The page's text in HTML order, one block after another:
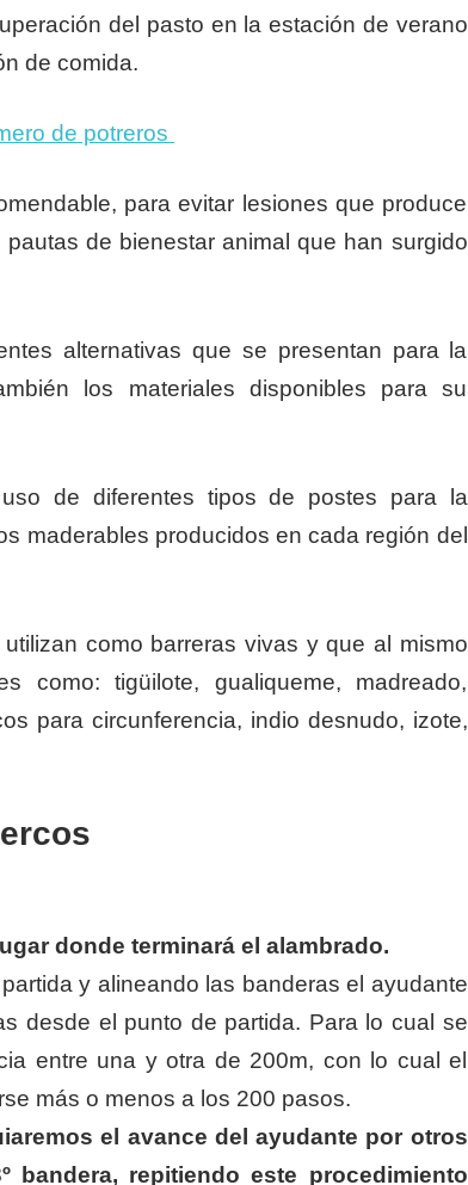
del pasto en la estación de verano
de comida.
de potreros
para evitar lesiones que produce
de bienestar animal que han surgido
alternativas que se presentan para la
los materiales disponibles para su
de diferentes tipos de postes para la
maderables producidos en cada región del
como barreras vivas y que al mismo
como: tigüilote, gualiqueme, madreado,
para circunferencia, indio desnudo, izote,
donde terminará el alambrado.
y alineando las banderas el ayudante
desde el punto de partida. Para lo cual se
entre una y otra de 200m, con lo cual el
más o menos a los 200 pasos.
el avance del ayudante por otros
repitiendo este procedimiento